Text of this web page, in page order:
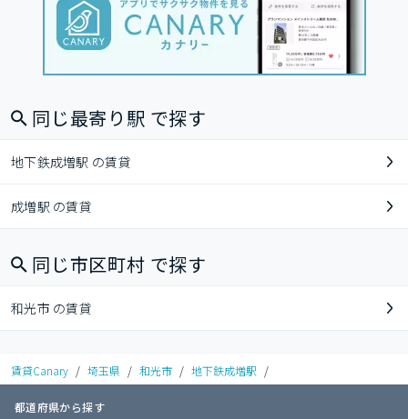
同じ最寄り駅 で探す
地下鉄成増駅 の賃貸
成増駅 の賃貸
同じ市区町村 で探す
和光市 の賃貸
賃貸Canary / 埼玉県 / 和光市 / 地下鉄成増駅 /
都道府県から探す